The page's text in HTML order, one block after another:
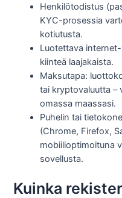
Henkilötodistus
KYC-prosessia
kotiutusta.
Luotettava
kiinteä laajakaista.
Maksutapa:
tai kryptovaluutta –
omassa maassasi.
Puhelin tai
(Chrome, Firefox,
mobiilioptimoituna
sovellusta.
Kuinka